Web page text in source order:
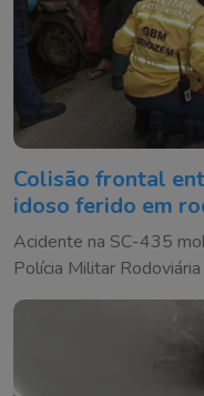
Colisão frontal
idoso ferido em
Acidente na SC-435
Polícia Militar